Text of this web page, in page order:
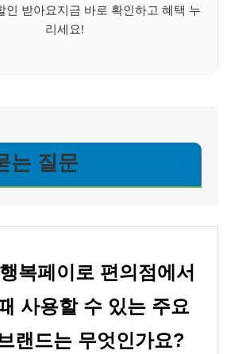
인 받아요지금 바로 확인하고 혜택 누
리세요!
는 질문
복페이로 편의점에서
사용할 수 있는 주요
랜드는 무엇인가요?